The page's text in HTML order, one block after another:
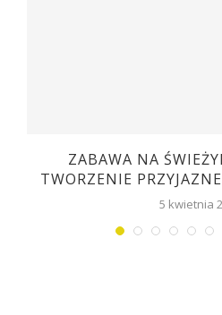
ZABAWA NA
TWORZENIE
5 kwietnia